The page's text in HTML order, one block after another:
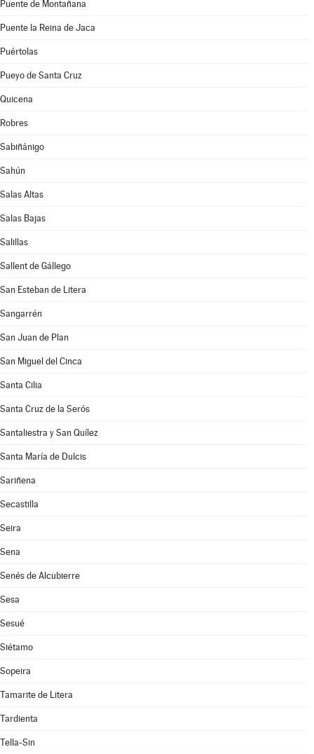
Puente de Montañana
Puente la Reina de Jaca
Puértolas
Pueyo de Santa Cruz
Quicena
Robres
Sabiñánigo
Sahún
Salas Altas
Salas Bajas
Salillas
Sallent de Gállego
San Esteban de Litera
Sangarrén
San Juan de Plan
San Miguel del Cinca
Santa Cilia
Santa Cruz de la Serós
Santaliestra y San Quílez
Santa María de Dulcis
Sariñena
Secastilla
Seira
Sena
Senés de Alcubierre
Sesa
Sesué
Siétamo
Sopeira
Tamarite de Litera
Tardienta
Tella-Sin